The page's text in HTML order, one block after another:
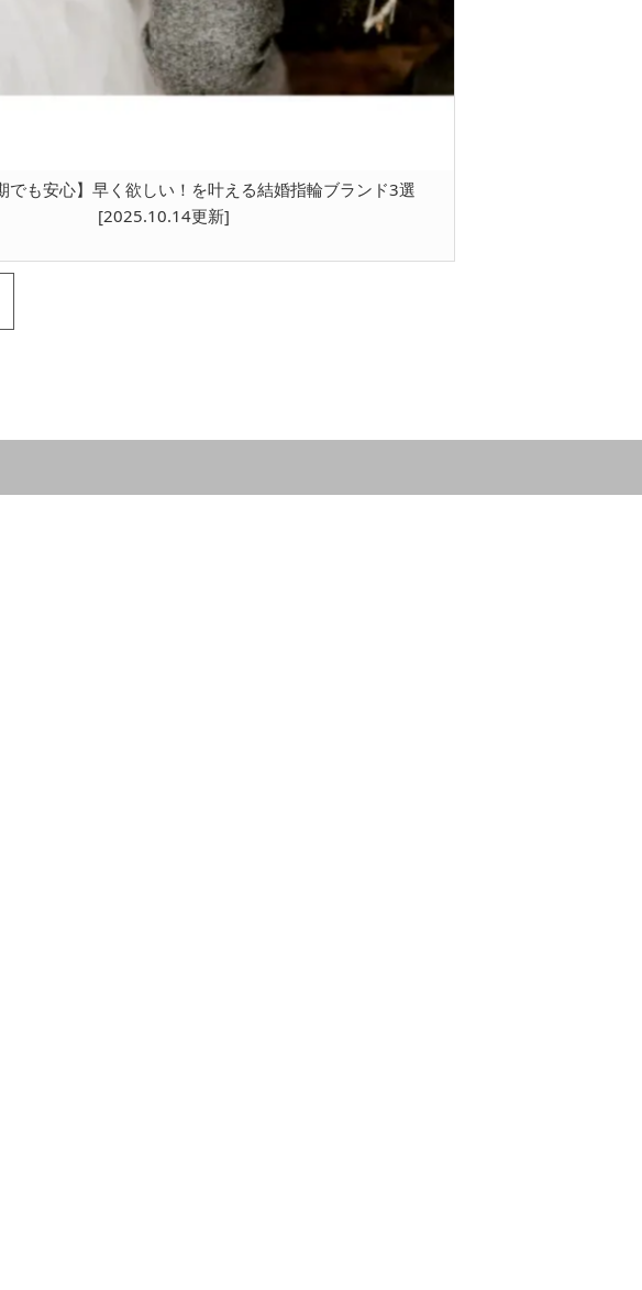
でも安心】早く欲しい！を叶える結婚指輪ブランド3選
[2025.10.14更新]